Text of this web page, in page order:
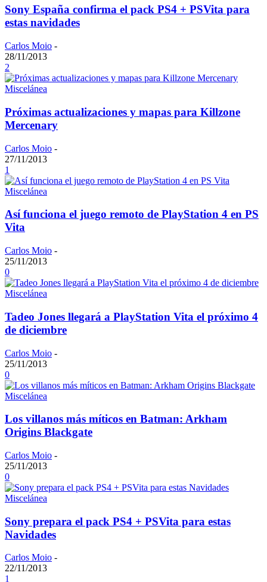
Sony España confirma el pack PS4 + PSVita para
estas navidades
Carlos Moio -
28/11/2013
2
Miscelánea
Próximas actualizaciones y mapas para Killzone
Mercenary
Carlos Moio -
27/11/2013
1
Miscelánea
Así funciona el juego remoto de PlayStation 4 en PS
Vita
Carlos Moio -
25/11/2013
0
Miscelánea
Tadeo Jones llegará a PlayStation Vita el próximo 4
de diciembre
Carlos Moio -
25/11/2013
0
Miscelánea
Los villanos más míticos en Batman: Arkham
Origins Blackgate
Carlos Moio -
25/11/2013
0
Miscelánea
Sony prepara el pack PS4 + PSVita para estas
Navidades
Carlos Moio -
22/11/2013
1